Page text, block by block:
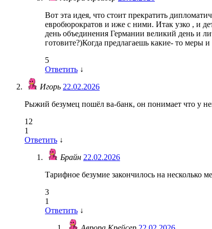
Вот эта идея, что стоит прекратить
евробюрократов и иже с ними. Итак узко , и
день объединения Германии великий день и
готовите?)Когда предлагаешь какие- то
5
Ответить ↓
Игорь 22.02.2026
Рыжий безумец пошёл ва-банк, он понимает что у
12
1
Ответить ↓
Брайн 22.02.2026
Тарифное безумие закончилось на несколько
3
1
Ответить ↓